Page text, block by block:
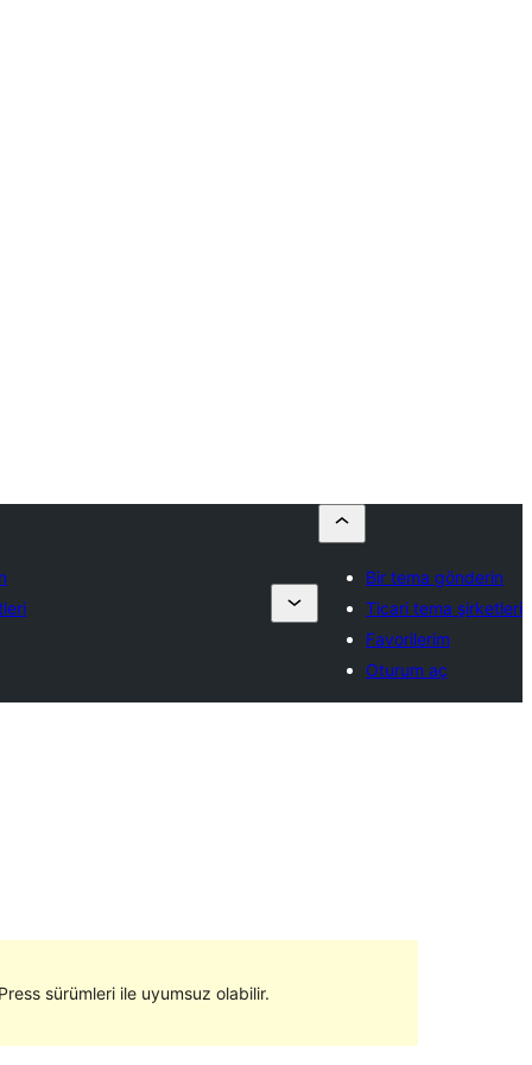
Bir tema gönderin
Ticari tema şirketleri
Favorilerim
Oturum aç
sürümleri ile uyumsuz olabilir.